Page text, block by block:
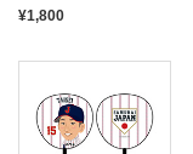
¥1,800